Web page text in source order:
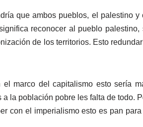
que ambos pueblos, el palestino
reconocer al pueblo
de los territorios. Esto
marco del capitalismo esto sería
la población pobre les falta de todo.
con el imperialismo esto es pan